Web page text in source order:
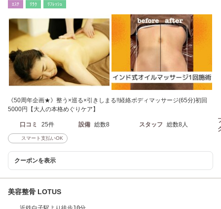
ｴｽﾃ ﾘﾗｸ ﾘﾌﾚｯｼｭ
《50周年企画★》整う×巡る×引きしまる!!経絡ボディマッサージ(65分)初回
5000円【大人の本格めぐりケア】
口コミ 25件 設備 総数8 スタッフ 総数8人
スマート支払いOK
クーポンを表示
美容整骨 LOTUS